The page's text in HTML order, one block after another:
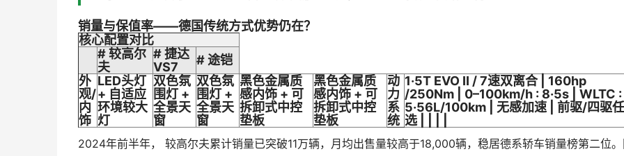
销量与保值率——德国传统方式优势仍在？
核心配置对比
# 较高尔
夫
# 捷达
VS7
# 途铠
外
观/
内
饰
LED头灯
+ 自适应
环境较大
灯
双色氛
围灯 +
全景天
窗
双色氛
围灯 +
全景天
窗
黑色金属质
感内饰 + 可
拆卸式中控
垫板
黑色金属质
感内饰 + 可
拆卸式中控
垫板
动
力
系
统
1·5T EVO II / 7速双离合 | 160hp
/250Nm | 0–100km/h : 8·5s | WLTC :
5·56L/100km | 无感加速 | 前驱/四驱任
选 | | | |
2024年前半年， 较高尔夫累计销量已突破11万辆，月均出售量较高于18,000辆，稳居德系轿车销量榜第二位